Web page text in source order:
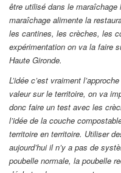
être utilisé dans le maraîchage
maraîchage alimente la
les cantines, les crèches, les
expérimentation on va la faire
Haute Gironde.
L’idée c’est vraiment
valeur sur le territoire, on va
donc faire un test avec les
l’idée de la couche
territoire en territoire. Utiliser
aujourd’hui il n’y a pas de
poubelle normale, la poubelle